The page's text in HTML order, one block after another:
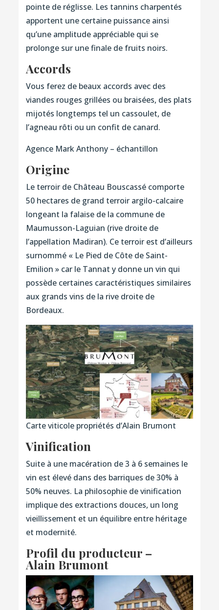
pointe de réglisse. Les tannins charpentés
apportent une certaine puissance ainsi
qu’une amplitude appréciable qui se
prolonge sur une finale de fruits noirs.
Accords
Vous ferez de beaux accords avec des
viandes rouges grillées ou braisées, des plats
mijotés longtemps tel un cassoulet, de
l’agneau rôti ou un confit de canard.
Agence Mark Anthony – échantillon
Origine
Le terroir de Château Bouscassé comporte
50 hectares de grand terroir argilo-calcaire
longeant la falaise de la commune de
Maumusson-Laguian (rive droite de
l’appellation Madiran). Ce terroir est d’ailleurs
surnommé « Le Pied de Côte de Saint-
Emilion » car le Tannat y donne un vin qui
possède certaines caractéristiques similaires
aux grands vins de la rive droite de
Bordeaux.
Carte viticole propriétés d’Alain Brumont
Vinification
Suite à une macération de 3 à 6 semaines le
vin est élevé dans des barriques de 30% à
50% neuves. La philosophie de vinification
implique des extractions douces, un long
vieillissement et un équilibre entre héritage
et modernité.
Profil du producteur –
Alain Brumont